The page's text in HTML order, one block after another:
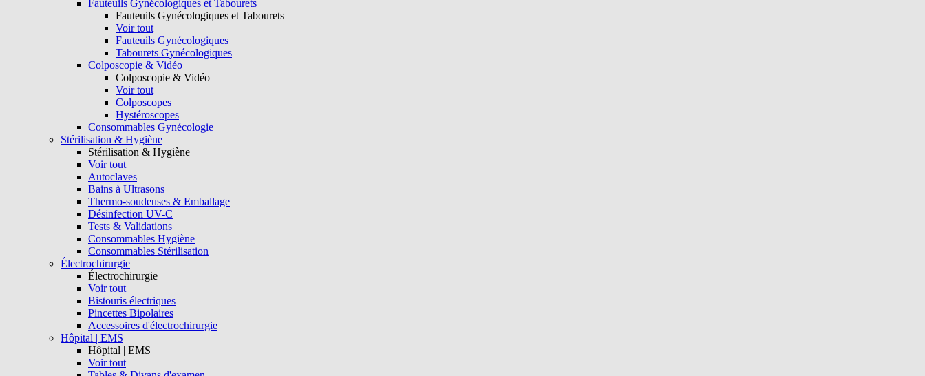
Fauteuils Gynécologiques et Tabourets
Fauteuils Gynécologiques et Tabourets
Voir tout
Fauteuils Gynécologiques
Tabourets Gynécologiques
Colposcopie & Vidéo
Colposcopie & Vidéo
Voir tout
Colposcopes
Hystéroscopes
Consommables Gynécologie
Stérilisation & Hygiène
Stérilisation & Hygiène
Voir tout
Autoclaves
Bains à Ultrasons
Thermo-soudeuses & Emballage
Désinfection UV-C
Tests & Validations
Consommables Hygiène
Consommables Stérilisation
Électrochirurgie
Électrochirurgie
Voir tout
Bistouris électriques
Pincettes Bipolaires
Accessoires d'électrochirurgie
Hôpital | EMS
Hôpital | EMS
Voir tout